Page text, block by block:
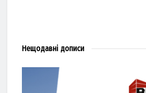
Нещодавні дописи